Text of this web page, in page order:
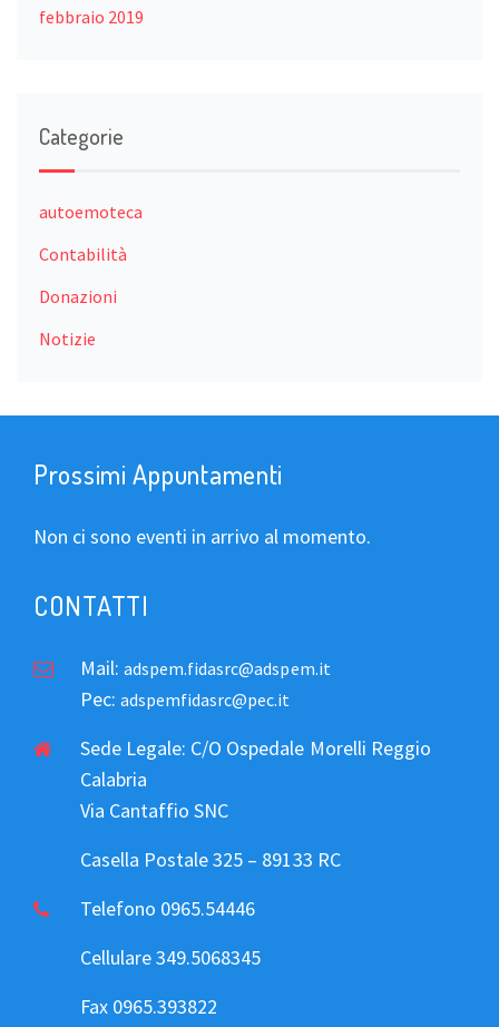
febbraio 2019
Categorie
autoemoteca
Contabilità
Donazioni
Notizie
Prossimi Appuntamenti
Non ci sono eventi in arrivo al momento.
CONTATTI
Mail:adspem.fidasrc@adspem.it
Pec:adspemfidasrc@pec.it
Sede Legale: C/O Ospedale Morelli Reggio
Calabria
Via Cantaffio SNC
Casella Postale 325 – 89133 RC
Telefono 0965.54446
Cellulare 349.5068345
Fax 0965.393822